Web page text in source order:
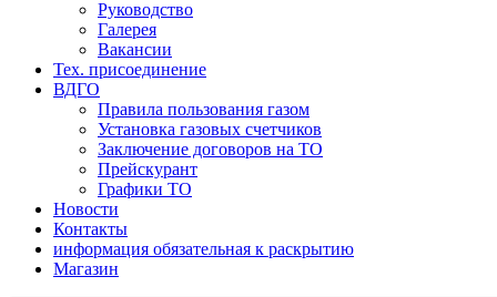
Руководство
Галерея
Вакансии
Тех. присоединение
ВДГО
Правила пользования газом
Установка газовых счетчиков
Заключение договоров на ТО
Прейскурант
Графики ТО
Новости
Контакты
информация обязательная к раскрытию
Магазин